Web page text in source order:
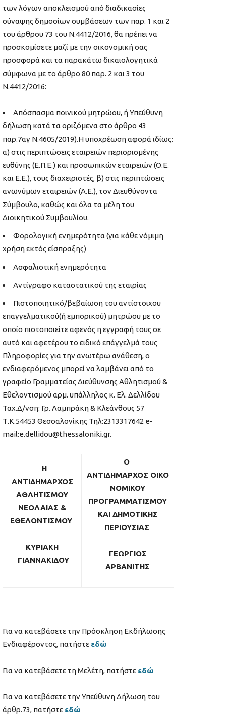
των λόγων αποκλεισμού από διαδικασίες
σύναψης δημοσίων συμβάσεων των παρ. 1 και 2
του άρθρου 73 του Ν.4412/2016, θα πρέπει να
προσκομίσετε μαζί με την οικονομική σας
προσφορά και τα παρακάτω δικαιολογητικά
σύμφωνα με το άρθρο 80 παρ. 2 και 3 του
Ν.4412/2016:
Απόσπασμα ποινικού μητρώου, ή Υπεύθυνη
δήλωση κατά τα οριζόμενα στο άρθρο 43
παρ.7αγ Ν.4605/2019).Η υποχρέωση αφορά ιδίως:
α) στις περιπτώσεις εταιρειών περιορισμένης
ευθύνης (Ε.Π.Ε.) και προσωπικών εταιρειών (Ο.Ε.
και Ε.Ε.), τους διαχειριστές, β) στις περιπτώσεις
ανωνύμων εταιρειών (Α.Ε.), τον Διευθύνοντα
Σύμβουλο, καθώς και όλα τα μέλη του
Διοικητικού Συμβουλίου.
Φορολογική ενημερότητα (για κάθε νόμιμη
χρήση εκτός είσπραξης)
Ασφαλιστική ενημερότητα
Αντίγραφο καταστατικού της εταιρίας
Πιστοποιητικό/βεβαίωση του αντίστοιχου
επαγγελματικού(ή εμπορικού) μητρώου με το
οποίο πιστοποιείτε αφενός η εγγραφή τους σε
αυτό και αφετέρου το ειδικό επάγγελμά τους
Πληροφορίες για την ανωτέρω ανάθεση, ο
ενδιαφερόμενος μπορεί να λαμβάνει από το
γραφείο Γραμματείας Διεύθυνσης Αθλητισμού &
Εθελοντισμού αρμ. υπάλληλος κ. Ελ. Δελλίδου
Ταχ.Δ/νση: Γρ. Λαμπράκη & Κλεάνθους 57
Τ.Κ.54453 Θεσσαλονίκης Τηλ:2313317642 e-
mail:e.dellidou@thessaloniki.gr.
Η
ΑΝΤΙΔΗΜΑΡΧΟΣ
ΑΘΛΗΤΙΣΜΟΥ
ΝΕΟΛΑΙΑΣ &
ΕΘΕΛΟΝΤΙΣΜΟΥ
ΚΥΡΙΑΚΗ
ΓΙΑΝΝΑΚΙΔΟΥ
Ο
ΑΝΤΙΔΗΜΑΡΧΟΣ ΟΙΚΟ
ΝΟΜΙΚΟΥ
ΠΡΟΓΡΑΜΜΑΤΙΣΜΟΥ
ΚΑΙ ΔΗΜΟΤΙΚΗΣ
ΠΕΡΙΟΥΣΙΑΣ
ΓΕΩΡΓΙΟΣ
ΑΡΒΑΝΙΤΗΣ
Για να κατεβάσετε την Πρόσκληση Εκδήλωσης
Ενδιαφέροντος, πατήστε εδώ
Για να κατεβάσετε τη Μελέτη, πατήστε εδώ
Για να κατεβάσετε την Υπεύθυνη Δήλωση του
άρθρ.73, πατήστε εδώ